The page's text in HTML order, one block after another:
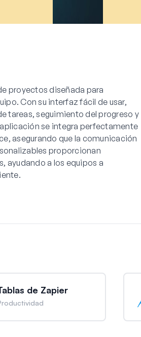
proyectos diseñada para
Con su interfaz fácil de usar,
tareas, seguimiento del progreso y
se integra perfectamente
asegurando que la comunicación
proporcionan
ayudando a los equipos a
de Zapier